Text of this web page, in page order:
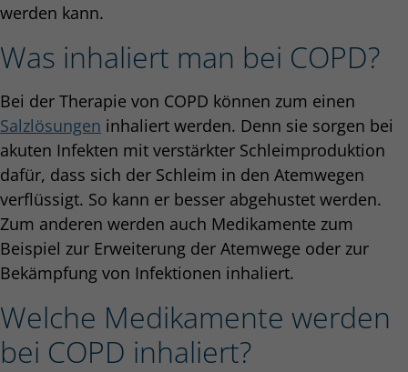
werden kann.
Was inhaliert man bei COPD?
Bei der Therapie von COPD können zum einen
Salzlösungen inhaliert werden. Denn sie sorgen bei
akuten Infekten mit verstärkter Schleimproduktion
dafür, dass sich der Schleim in den Atemwegen
verflüssigt. So kann er besser abgehustet werden.
Zum anderen werden auch Medikamente zum
Beispiel zur Erweiterung der Atemwege oder zur
Bekämpfung von Infektionen inhaliert.
Welche Medikamente werden
bei COPD inhaliert?